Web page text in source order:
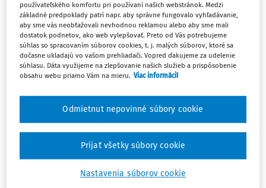
aktuálnu právnu úpravu trestnosti neoprávneného
prechovávania omamných a psychotropných látok z
rastliny rodu Cannabis (konopa), ako aj navrhovanú
novelu Trestného zákona.
Among the topics that have long received attention in the
public in the Slovak Republic is undeniably the legal
regulation of the criminalization of the unauthorized
possession of narcotic drugs and psychotropic substances.
Of these substances, the most frequent attention is paid to
the criminalization of the unlawful possession of plant of
the genus Cannabis. This is due to the fact that the
unauthorized possession of these plants accounts for the
používateľského komfortu pri používaní našich webstránok. Medzi
základné predpoklady patrí napr. aby správne fungovalo vyhľadávanie,
aby sme vás neobťažovali nevhodnou reklamou alebo aby sme mali
dostatok podnetov, ako web vylepšovať. Preto od Vás potrebujeme
súhlas so spracovaním súborov cookies, t. j. malých súborov, ktoré sa
dočasne ukladajú vo vašom prehliadači. Vopred ďakujeme za udelenie
súhlasu. Dáta využijeme na zlepšovanie našich služieb a prispôsobenie
obsahu webu priamo Vám na mieru. Viac informácií
Nastavenia súborov cookie
Odmietnut nepovinné súbory cookie
Prijať všetky súbory cookie